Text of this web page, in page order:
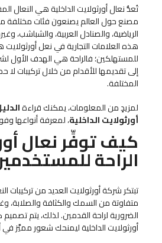
مصنع حول العالم يصنعون فئات مختلفة
الرياضية، والصنادل العربية، والشباشب،
هذه العلامات التجارية في نعل أورثولايت
للمستهلكين؛ فالراحة هي الهدف الأول
إلى تقديمها للأقدام من خلال تركيبات لا
المختلفة.
لمزيدٍ من المعلومات، يمكنك قراءة
أورثولايت الداخلية، لمعرفة أنواعها
كيف توفِّر نعال
الراحة
تبتكر شركة أورثولايت العديد من تركيبات
متفاوتة من السمك والكثافة والصلابة،
الضرورية لراحة القدمين. لذلك، يتم
أورثولايت الداخلية ليمنحك شعور مميَّز في